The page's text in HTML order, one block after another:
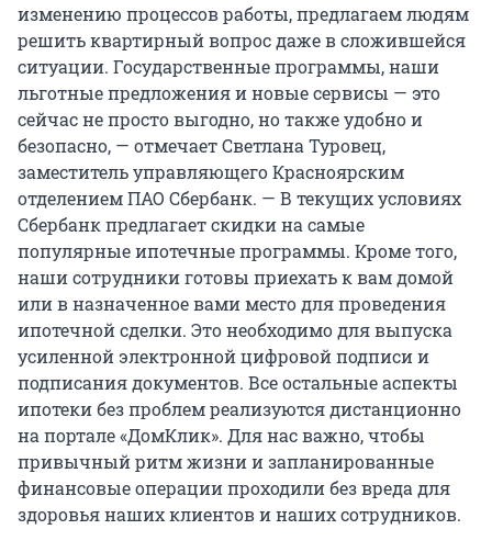
изменению процессов работы, предлагаем людям
решить квартирный вопрос даже в сложившейся
ситуации. Государственные программы, наши
льготные предложения и новые сервисы — это
сейчас не просто выгодно, но также удобно и
безопасно, — отмечает Светлана Туровец,
заместитель управляющего Красноярским
отделением ПАО Сбербанк. — В текущих условиях
Сбербанк предлагает скидки на самые
популярные ипотечные программы. Кроме того,
наши сотрудники готовы приехать к вам домой
или в назначенное вами место для проведения
ипотечной сделки. Это необходимо для выпуска
усиленной электронной цифровой подписи и
подписания документов. Все остальные аспекты
ипотеки без проблем реализуются дистанционно
на портале «ДомКлик». Для нас важно, чтобы
привычный ритм жизни и запланированные
финансовые операции проходили без вреда для
здоровья наших клиентов и наших сотрудников.